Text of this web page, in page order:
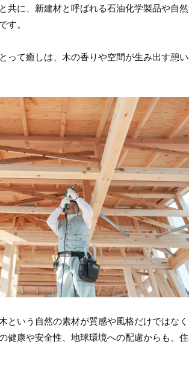
共に、新建材と呼ばれる石油化学製品や自
す。
って癒しは、木の香りや空間が生み出す憩
という自然の素材が質感や風格だけではな
健康や安全性、地球環境への配慮からも、